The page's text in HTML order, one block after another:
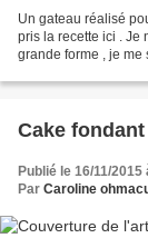
Un gateau réalisé
pris la recette ici . Je
grande forme , je
Cake
Publié le 16/11/2015
Par Caroline